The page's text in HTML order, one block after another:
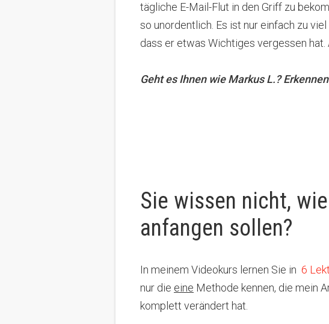
tägliche E-Mail-Flut in den Griff zu
so unordentlich. Es ist nur einfach zu
dass er etwas Wichtiges vergessen hat.
Geht es Ihnen wie Markus L.?
Sie wissen nicht,
anfangen sollen?
In meinem Videokurs lernen Sie in 6
nur die eine Methode kennen, die mein
komplett verändert hat.